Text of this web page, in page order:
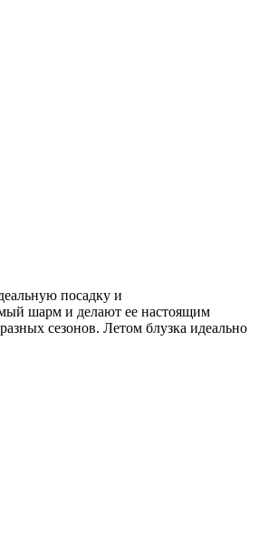
посадку и
шарм и делают ее настоящим
сезонов. Летом блузка идеально